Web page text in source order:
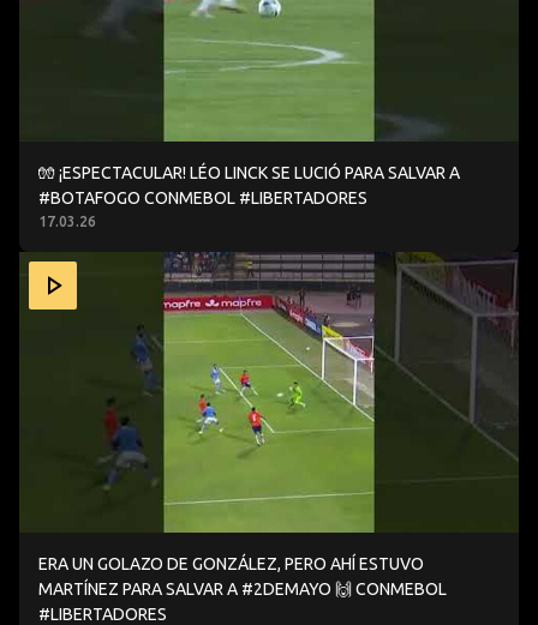
17.03.26
🧤 ¡ESPECTACULAR! LÉO LINCK SE LUCIÓ PARA SALVAR A
#BOTAFOGO CONMEBOL #LIBERTADORES
ERA UN GOLAZO DE GONZÁLEZ, PERO AHÍ ESTUVO
ERA UN GOLAZO DE GONZÁLEZ, PERO AHÍ ESTUVO
MARTÍNEZ PARA SALVAR A #2DEMAYO 🙌 CONMEBOL
#LIBERTADORES